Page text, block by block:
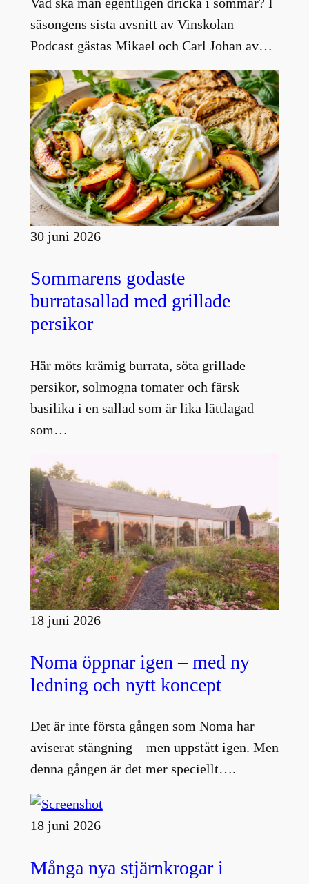
säsongens sista avsnitt av Vinskolan
Podcast gästas Mikael och Carl Johan av…
30 juni 2026
Sommarens godaste
burratasallad med grillade
persikor
Här möts krämig burrata, söta grillade
persikor, solmogna tomater och färsk
basilika i en sallad som är lika lättlagad
som…
18 juni 2026
Noma öppnar igen – med ny
ledning och nytt koncept
Det är inte första gången som Noma har
aviserat stängning – men uppstått igen. Men
denna gången är det mer speciellt….
18 juni 2026
Många nya stjärnkrogar i